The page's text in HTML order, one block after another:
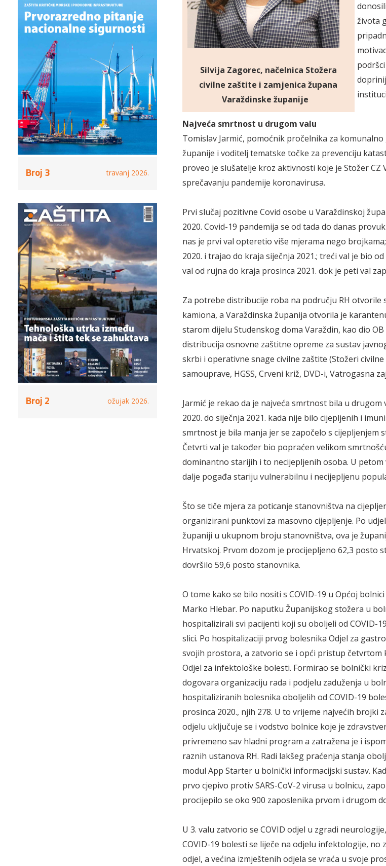
Broj 3 travanj 2026.
Broj 2 ožujak 2026.
Silvija Zagorec, načelnica Stožera
civilne zaštite i zamjenica župana
Varaždinske županije
života
Najveća smrtnost u drugom valu
Tomislav Jarmić, pomoćnik pročelnika za
županije i voditelj tematske točke za prevenciju
proveo je slušatelje kroz aktivnosti koje je Stožer CZ
sprečavanju pandemije koronavirusa.
Prvi slučaj pozitivne Covid osobe u Varaždinskoj
2020. Covid-19 pandemija se od tada do danas
nas je prvi val opteretio više mjerama nego
2020. i trajao do kraja siječnja 2021.; treći val je bio
val od rujna do kraja prosinca 2021. dok je peti val
Za potrebe distribucije roba na području RH otvorile
kamiona, a Varaždinska županija otvorila je
starom dijelu Studenskog doma Varaždin, kao dio
distribucija osnovne zaštitne opreme za sustav
skrbi i operativne snage civilne zaštite (Stožeri
samouprave, HGSS, Crveni križ, DVD-i, Vatrogasna
Jarmić je rekao da je najveća smrtnost bila u
2020. do siječnja 2021. kada nije bilo cijepljenih i
smrtnost je bila manja jer se započelo s cijepljenjem
Četvrti val je također bio popraćen velikom
dominantno starijih i to necijepljenih osoba. U
dalje pogađa stariju vulnerabilnu i necijepljenu
Što se tiče mjera za poticanje stanovništva na
organizirani punktovi za masovno cijepljenje. Po
županiji u ukupnom broju stanovništva, ova je
Hrvatskoj. Prvom dozom je procijepljeno 62,3 posto
dovršilo 59,6 posto stanovnika.
O tome kako se bilo nositi s COVID-19 u Općoj
Marko Hlebar. Po naputku Županijskog stožera u
hospitalizirali svi pacijenti koji su oboljeli od COVID-
slici. Po hospitalizaciji prvog bolesnika Odjel za
svojih prostora, a zatvorio se i opći pristup četvrtom
Odjel za infektološke bolesti. Formirao se bolnički
dogovara organizaciju rada i podjelu zaduženja u
hospitaliziranih bolesnika oboljelih od COVID-19
prosinca 2020., njih 278. U to vrijeme najvećih brojki
odjelu uključuje se i vodstvo bolnice koje je
privremeno sav hladni program a zatražena je i
raznih ustanova RH. Radi lakšeg praćenja stanja
modul App Starter u bolnički informacijski sustav.
prvo cjepivo protiv SARS-CoV-2 virusa u bolnicu,
procijepilo se oko 900 zaposlenika prvom i drugom
U 3. valu zatvorio se COVID odjel u zgradi
COVID-19 bolesti se liječe na odjelu infektologije, no
odjel, a većina izmještenih odjela se vraća u svoje